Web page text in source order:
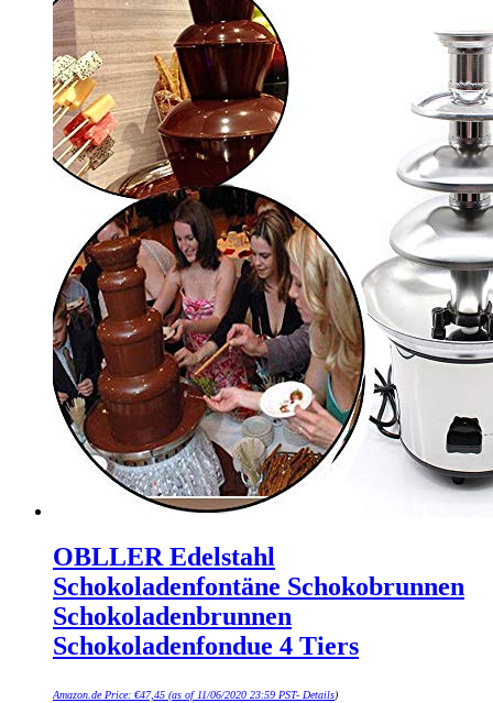
OBLLER Edelstahl
Schokoladenfontäne Schokobrunnen
Schokoladenbrunnen
Schokoladenfondue 4 Tiers
Amazon.de Price: €47,45 (as of 11/06/2020 23:59 PST- Details)